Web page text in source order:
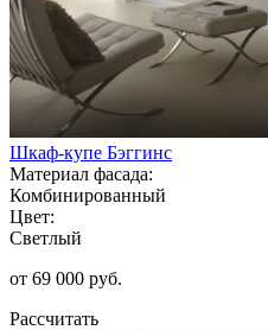
Шкаф-купе Бэггинс
Материал фасада:
Комбинированный
Цвет:
Светлый
от 69 000 руб.
Рассчитать